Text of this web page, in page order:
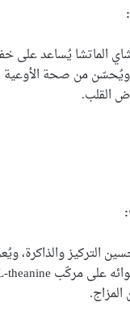
الماتشا يُساعد
من صحة الأوعية
القلب.
التركيز والذاكرة،